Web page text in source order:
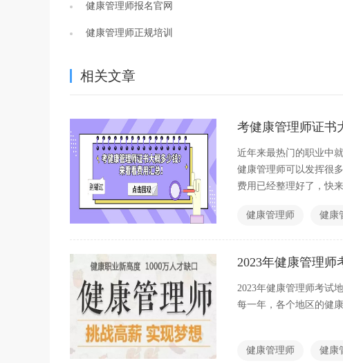
健康管理师报名官网
健康管理师正规培训
相关文章
考健康管理师证书
近年来最热门的职业中
健康管理师可以发挥很
费用已经整理好了，快
健康管理师 健康
2023年健康管理师
2023年健康管理师考试
每一年，各个地区的健
健康管理师 健康